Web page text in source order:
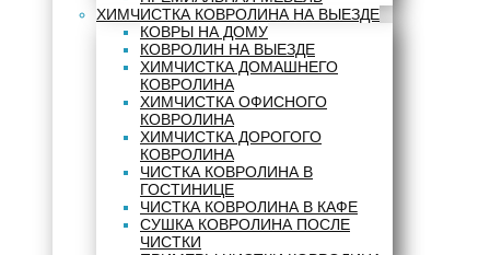
ХИМЧИСТКА КОВРОЛИНА НА ВЫЕЗДЕ
КОВРЫ НА ДОМУ
КОВРОЛИН НА ВЫЕЗДЕ
ХИМЧИСТКА ДОМАШНЕГО
КОВРОЛИНА
ХИМЧИСТКА ОФИСНОГО
КОВРОЛИНА
ХИМЧИСТКА ДОРОГОГО
КОВРОЛИНА
ЧИСТКА КОВРОЛИНА В
ГОСТИНИЦЕ
ЧИСТКА КОВРОЛИНА В КАФЕ
СУШКА КОВРОЛИНА ПОСЛЕ
ЧИСТКИ